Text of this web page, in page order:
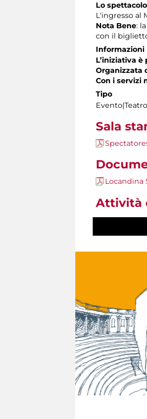
Lo
L'ingresso al
Nota Bene:
con il
Informazioni
L’iniziativa è
Organizzata
Con i servizi
Tipo
Evento|Teatro
Sala
Locandina
Attività